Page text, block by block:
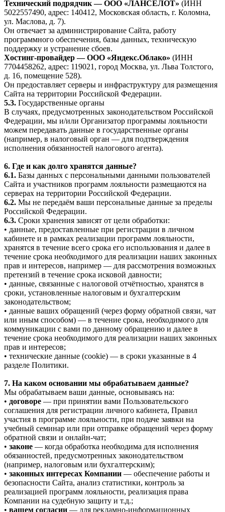
Технический подрядчик — ООО «ЛАНСЕЛОТ» (ИНН
5022557490, адрес: 140412, Московская область, г. Коломна,
ул. Маслова, д. 7).
Он отвечает за администрирование Сайта, работу
программного обеспечения, базы данных, техническую
поддержку и устранение сбоев.
Хостинг-провайдер — ООО «Яндекс.Облако» (ИНН
7704458262, адрес: 119021, город Москва, ул. Льва Толстого,
д. 16, помещение 528).
Он предоставляет серверы и инфраструктуру для размещения
Сайта на территории Российской Федерации.
5.3. Государственные органы
В случаях, предусмотренных законодательством Российской
Федерации, мы и/или Организатор программы лояльности
можем передавать данные в государственные органы
(например, в налоговый орган — для подтверждения
исполнения обязанностей налогового агента).
6. Где и как долго хранятся данные?
6.1. Базы данных с персональными данными пользователей
Сайта и участников программ лояльности размещаются на
серверах на территории Российской Федерации.
6.2. Мы не передаём ваши персональные данные за пределы
Российской Федерации.
6.3. Сроки хранения зависят от цели обработки:
• данные, предоставленные при регистрации в личном
кабинете и в рамках реализации программ лояльности,
хранятся в течение всего срока его использования и далее в
течение срока необходимого для реализации наших законных
прав и интересов, например — для рассмотрения возможных
претензий в течение срока исковой давности;
• данные, связанные с налоговой отчётностью, хранятся в
сроки, установленные налоговым и бухгалтерским
законодательством;
• данные ваших обращений (через форму обратной связи, чат
или иным способом) — в течение срока, необходимого для
коммуникации с вами по данному обращению и далее в
течение срока необходимого для реализации наших законных
прав и интересов;
• технические данные (cookie) — в сроки указанные в 4
разделе Политики.
7. На каком основании мы обрабатываем данные?
Мы обрабатываем ваши данные, основываясь на:
• договоре — при принятии вами Пользовательского
соглашения для регистрации личного кабинета, Правил
участия в программе лояльности, при подаче заявки на
учебный семинар или при отправке обращений через форму
обратной связи и онлайн-чат;
• законе — когда обработка необходима для исполнения
обязанностей, предусмотренных законодательством
(например, налоговым или бухгалтерским);
• законных интересах Компании — обеспечение работы и
безопасности Сайта, анализ статистики, контроль за
реализацией программ лояльности, реализация права
Компании на судебную защиту и т.д.;
• вашем согласии — для рекламно-информационных